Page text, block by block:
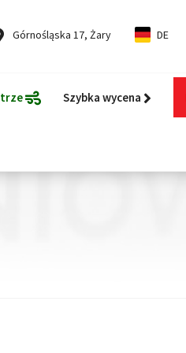
Górnośląska 17, Żary DE
Szybka wycena